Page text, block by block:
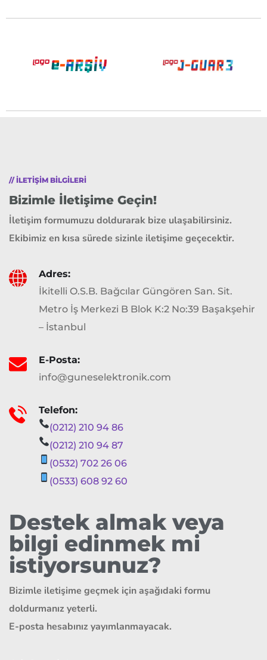
// ILETIŞIM BILGILERI
Bizimle İletişime Geçin!
İletişim formumuzu doldurarak bize ulaşabilirsiniz.
Ekibimiz en kısa sürede sizinle iletişime geçecektir.
Adres:
İkitelli O.S.B. Bağcılar Güngören San. Sit.
Metro İş Merkezi B Blok K:2 No:39 Başakşehir
– İstanbul
E-Posta:
info@guneselektronik.com
Telefon:
(0212) 210 94 86
(0212) 210 94 87
(0532) 702 26 06
(0533) 608 92 60
Destek almak veya
bilgi edinmek mi
istiyorsunuz?
Bizimle iletişime geçmek için aşağıdaki formu
doldurmanız yeterli.
E-posta hesabınız yayımlanmayacak.